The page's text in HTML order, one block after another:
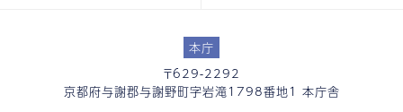
本庁
〒629-2292
京都府与謝郡与謝野町字岩滝1798番地1 本庁舎